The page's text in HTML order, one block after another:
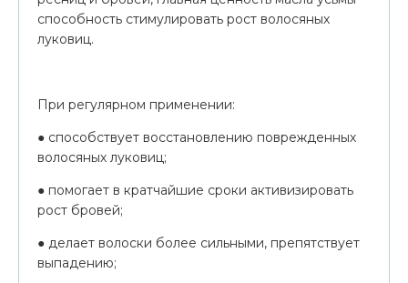
способность стимулировать рост волосяных
луковиц.
При регулярном применении:
● способствует восстановлению поврежденных
волосяных луковиц;
● помогает в кратчайшие сроки активизировать
рост бровей;
● делает волоски более сильными, препятствует
выпадению;